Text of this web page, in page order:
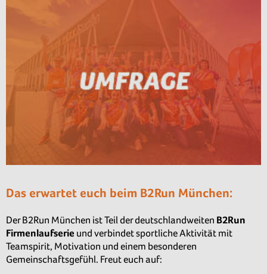
Das erwartet euch beim B2Run München:
Der B2Run München ist Teil der deutschlandweiten B2Run
Firmenlaufserie und verbindet sportliche Aktivität mit
Teamspirit, Motivation und einem besonderen
Gemeinschaftsgefühl. Freut euch auf: